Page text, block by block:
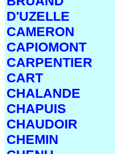
D'UZELLE
CAMERON
CAPIOMONT
CARPENTIER
CART
CHALANDE
CHAPUIS
CHAUDOIR
CHEMIN